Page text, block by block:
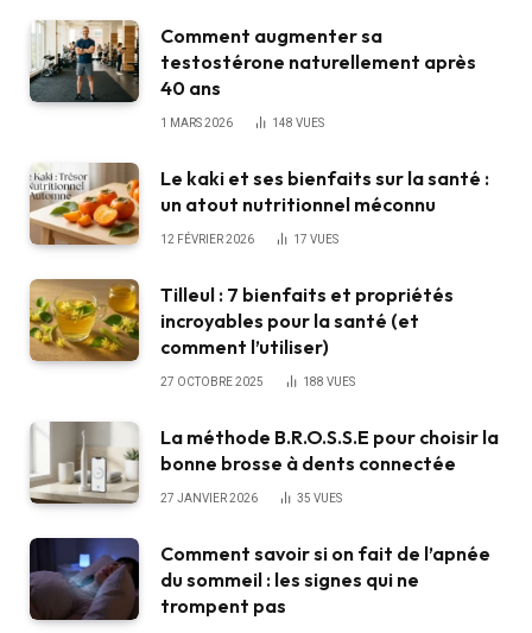
Comment augmenter sa
testostérone naturellement après
40 ans
1 MARS 2026 148 VUES
Le kaki et ses bienfaits sur la santé :
un atout nutritionnel méconnu
12 FÉVRIER 2026 17 VUES
Tilleul : 7 bienfaits et propriétés
incroyables pour la santé (et
comment l’utiliser)
27 OCTOBRE 2025 188 VUES
La méthode B.R.O.S.S.E pour choisir la
bonne brosse à dents connectée
27 JANVIER 2026 35 VUES
Comment savoir si on fait de l’apnée
du sommeil : les signes qui ne
trompent pas